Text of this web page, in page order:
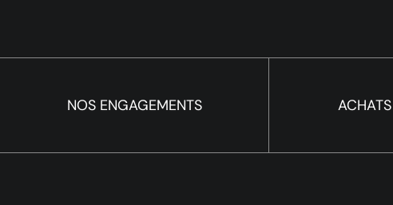
NOS ENGAGEMENTS